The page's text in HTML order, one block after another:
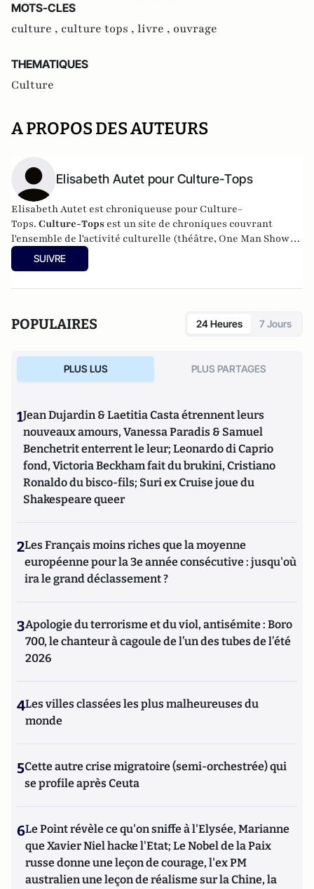
MOTS-CLES
culture , culture tops , livre , ouvrage
THEMATIQUES
Culture
A PROPOS DES AUTEURS
Elisabeth Autet pour Culture-Tops
Elisabeth Autet est chroniqueuse pour Culture-
Tops. Culture-Tops est un site de chroniques couvrant
l'ensemble de l'activité culturelle (théâtre, One Man Shows,
opéras, ballets, spectacles divers, cinéma, expos, livres,
etc.).
SUIVRE
POPULAIRES 24 Heures 7 Jours
PLUS LUS PLUS PARTAGES
1Jean Dujardin & Laetitia Casta étrennent leurs
nouveaux amours, Vanessa Paradis & Samuel
Benchetrit enterrent le leur; Leonardo di Caprio
fond, Victoria Beckham fait du brukini, Cristiano
Ronaldo du bisco-fils; Suri ex Cruise joue du
Shakespeare queer
2Les Français moins riches que la moyenne
européenne pour la 3e année consécutive : jusqu'où
ira le grand déclassement ?
3Apologie du terrorisme et du viol, antisémite : Boro
700, le chanteur à cagoule de l’un des tubes de l’été
2026
4Les villes classées les plus malheureuses du
monde
5Cette autre crise migratoire (semi-orchestrée) qui
se profile après Ceuta
6Le Point révèle ce qu'on sniffe à l'Elysée, Marianne
que Xavier Niel hacke l'Etat; Le Nobel de la Paix
russe donne une leçon de courage, l'ex PM
australien une leçon de réalisme sur la Chine, la